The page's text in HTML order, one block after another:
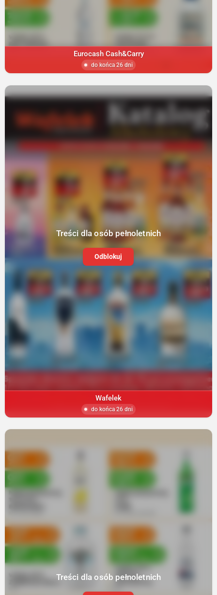
Eurocash Cash&Carry
do końca 26 dni
Treści dla osób pełnoletnich
Odblokuj
Wafelek
do końca 26 dni
Treści dla osób pełnoletnich